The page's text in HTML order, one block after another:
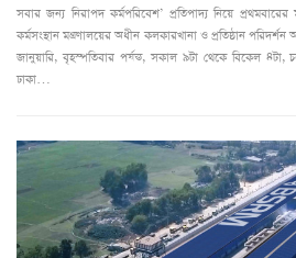
সবার জন্য নিরাপদ কর্মপরিবেশ’ প্রতিপাদ্য নিয়ে
কর্মসংস্থান মন্ত্রণালয়ের অধীন কলকারখানা ও প্রতিষ্ঠান
জানুয়ারি, বৃহস্পতিবার পর্যন্ত, সকাল ৯টা থেকে বিকেল ৪টা,
ঢাকা…